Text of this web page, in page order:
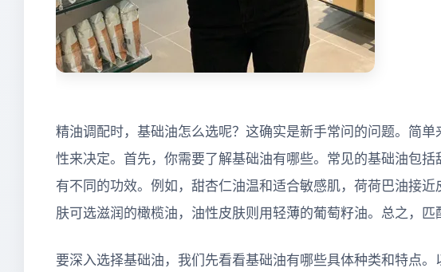
精油调配时，基础油怎么选呢？这确实是新手常问的问题。简
性来决定。首先，你需要了解基础油有哪些。常见的基础油包
有不同的功效。例如，甜杏仁油温和适合敏感肌，荷荷巴油接
肤可选滋润的橄榄油，油性皮肤则用轻薄的葡萄籽油。总之，匹
要深入选择基础油，我们先看看基础油有哪些具体种类和特点。